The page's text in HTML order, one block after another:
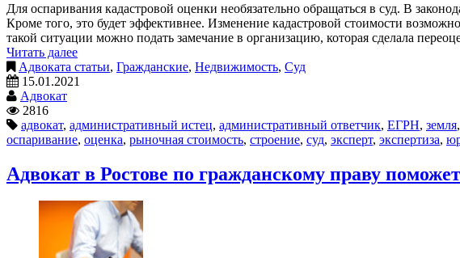
Для оспаривания кадастровой оценки необязательно обращаться в суд. В
Кроме того, это будет эффективнее. Изменение кадастровой стоимости
такой ситуации можно подать замечание в организацию, которая сделала
Читать далее
Адвоката статьи, Гражданские, Недвижимость, Суд
15.01.2021
Адвокат
2816
адвокат, административный истец, административный ответчик, ЕГРН, земля,
оспаривание, оценка, рыночная стоимость, строение, суд, эксперт, экспертиза,
Адвокат в Ростове по гражданскому праву